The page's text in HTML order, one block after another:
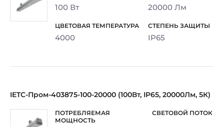
100 Вт 20000 Лм
4000 IP65
IETC-Пром-403875-100-20000 (100Вт, IP65, 20000Лм, 5К)